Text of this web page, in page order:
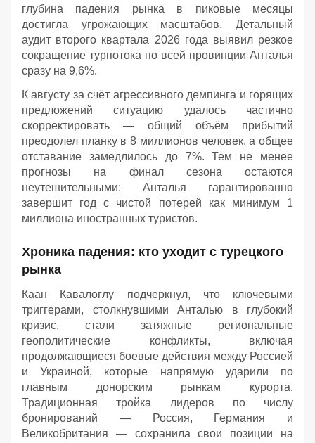
глубина падения рынка в пиковые месяцы
достигла угрожающих масштабов. Детальный
аудит второго квартала 2026 года выявил резкое
сокращение турпотока по всей провинции Анталья
сразу на 9,6%.
К августу за счёт агрессивного демпинга и горящих
предложений ситуацию удалось частично
скорректировать — общий объём прибытий
преодолел планку в 8 миллионов человек, а общее
отставание замедлилось до 7%. Тем не менее
прогнозы на финал сезона остаются
неутешительными: Анталья гарантированно
завершит год с чистой потерей как минимум 1
миллиона иностранных туристов.
Хроника падения: кто уходит с турецкого
рынка
Каан Кавалоглу подчеркнул, что ключевыми
триггерами, столкнувшими Анталью в глубокий
кризис, стали затяжные региональные
геополитические конфликты, включая
продолжающиеся боевые действия между Россией
и Украиной, которые напрямую ударили по
главным донорским рынкам курорта.
Традиционная тройка лидеров по числу
бронирований — Россия, Германия и
Великобритания — сохранила свои позиции на